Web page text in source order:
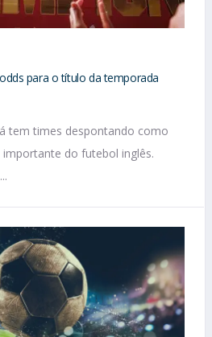
para o título da temporada
tem times despontando como
do futebol inglês.